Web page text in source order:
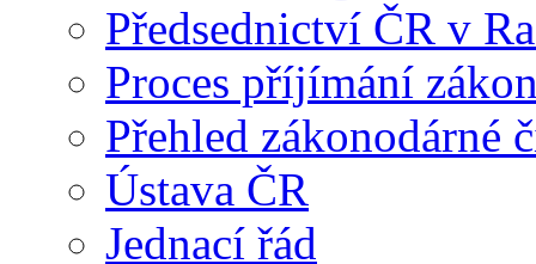
Předsednictví ČR v
Proces příjímání
Přehled zákonodárné
Ústava ČR
Jednací řád